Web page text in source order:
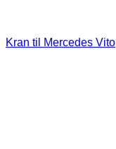
Kran til Mercedes Vito